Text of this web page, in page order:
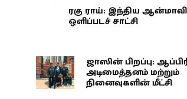
ரகு ராய்: இந்திய
ஒளிப்படச் சாட்சி
ஜாஸின் பிறப்பு:
அடிமைத்தனம் மற்றும்
நினைவுகளின் மீட்சி